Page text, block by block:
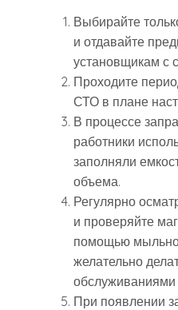
Выбирайте
и отдавайте
установщикам с
Проходите
СТО в плане
В процессе
работники
заполняли
объема.
Регулярно
и проверяйте
помощью
желательно
При появлении